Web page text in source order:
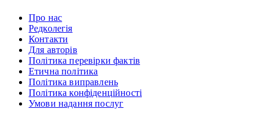
Про нас
Редколегія
Контакти
Для авторів
Політика перевірки фактів
Етична політика
Політика виправлень
Політика конфіденційності
Умови надання послуг